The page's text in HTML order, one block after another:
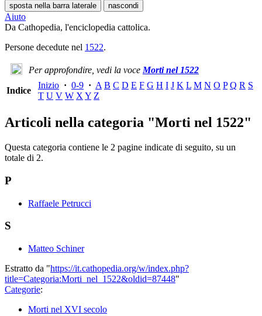
sposta nella barra laterale nascondi
Aiuto
Da Cathopedia, l'enciclopedia cattolica.
Persone decedute nel 1522.
Per approfondire, vedi la voceMorti nel 1522
Indice
Inizio · 0-9 · A B C D E F G H I J K L M N O P Q R S
T U V W XY Z
Articoli nella categoria "Morti nel 1522"
Questa categoria contiene le 2 pagine indicate di seguito, su un
totale di 2.
P
Raffaele Petrucci
S
Matteo Schiner
Estratto da "https://it.cathopedia.org/w/index.php?
title=Categoria:Morti_nel_1522&oldid=87448"
Categorie:
Morti nel XVI secolo